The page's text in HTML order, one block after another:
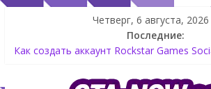
Четверг, 6 августа, 2026
Последние:
Как создать аккаунт Rockstar Games
The Kortz Center Heist — новое